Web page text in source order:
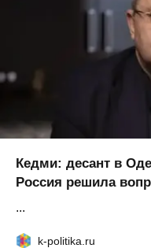
Кедми: десант в
Россия решила
...
k-politika.ru